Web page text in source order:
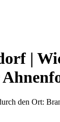
|
den Ort: